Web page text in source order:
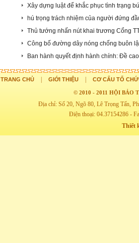
Xây dựng luật để khắc phục tình trạng
hú trọng trách nhiệm của người đứng
Thủ tướng nhấn nút khai trương Cổng
Công bố đường dây nóng chống buôn
Ban hành quyết định hành chính: Đề
TRANG CHỦ GIỚI THIỆU CƠ CẤU TỔ
© 2010 - 2011 HỘI BẢO
Địa chỉ: Số 20, Ngõ 80, Lê Trọng Tấn,
Điện thoại: 04.37154286 -
Thiết